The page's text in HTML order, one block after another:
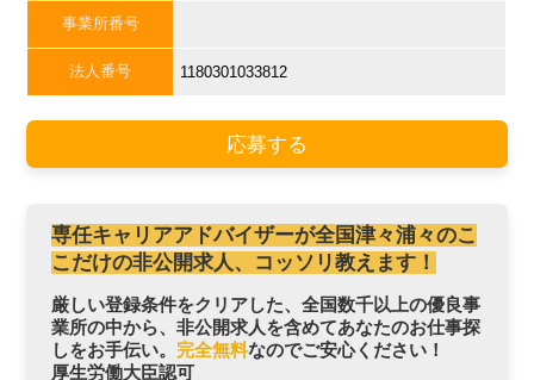
事業所番号
法人番号 1180301033812
応募する
専任キャリアアドバイザーが全国津々浦々のこ
こだけの非公開求人、コッソリ教えます！
厳しい登録条件をクリアした、全国数千以上の優良事
業所の中から、非公開求人を含めてあなたのお仕事探
しをお手伝い。 完全無料なのでご安心ください！
厚生労働大臣認可